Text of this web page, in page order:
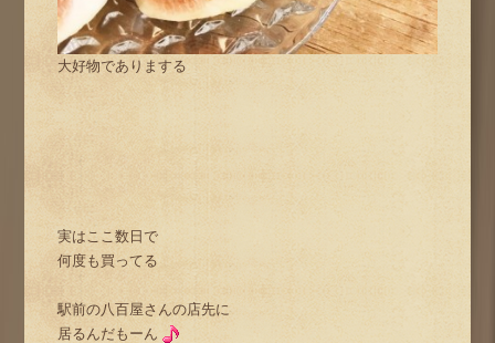
大好物でありまする
実はここ数日で
何度も買ってる
駅前の八百屋さんの店先に
居るんだもーん